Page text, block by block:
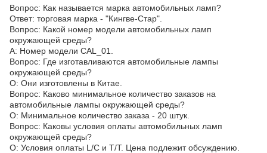
Вопрос: Как называется марка автомобильных ламп?
Ответ: торговая марка - "Кингве-Стар".
Вопрос: Какой номер модели автомобильных ламп
окружающей среды?
A: Номер модели CAL_01.
Вопрос: Где изготавливаются автомобильные лампы
окружающей среды?
О: Они изготовлены в Китае.
Вопрос: Каково минимальное количество заказов на
автомобильные лампы окружающей среды?
О: Минимальное количество заказа - 20 штук.
Вопрос: Каковы условия оплаты автомобильных ламп
окружающей среды?
О: Условия оплаты L/C и T/T. Цена подлежит обсуждению.